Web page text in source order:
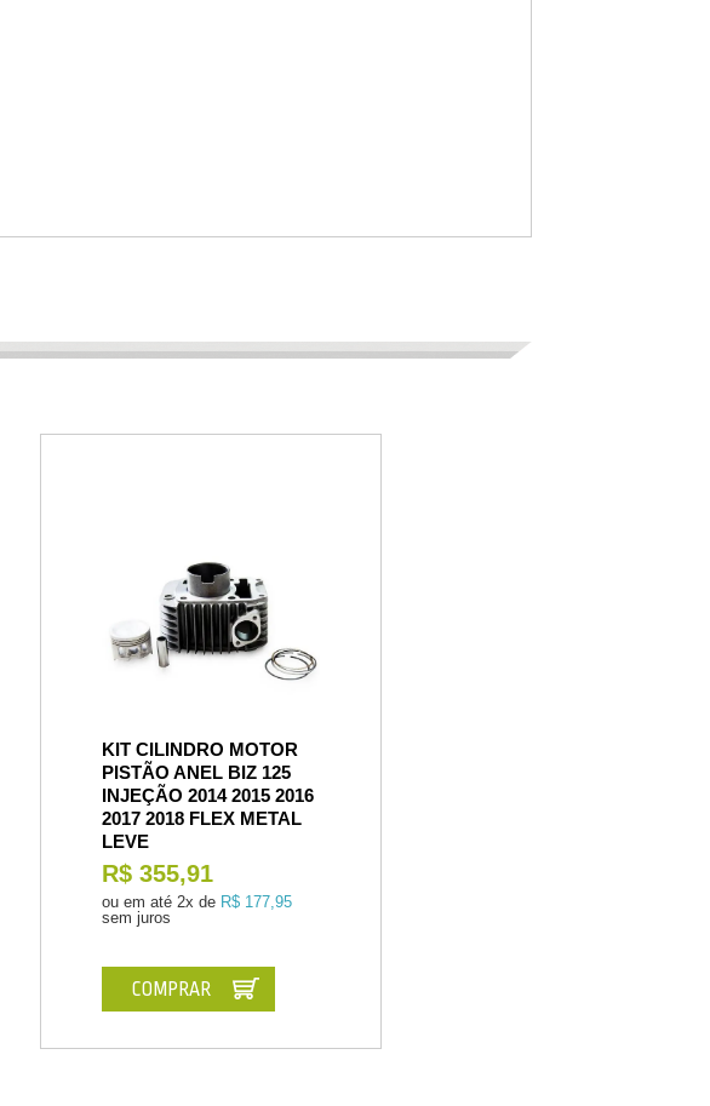
KIT CILINDRO MOTOR
PISTÃO ANEL BIZ 125
INJEÇÃO 2014 2015 2016
2017 2018 FLEX METAL
LEVE
R$ 355,91
ou em até 2x de R$ 177,95
sem juros
COMPRAR